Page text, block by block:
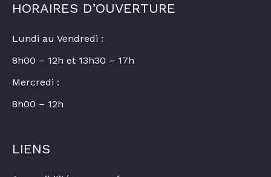
HORAIRES D’OUVERTURE
Lundi au Vendredi :
8h00 – 12h et 13h30 – 17h
Mercredi :
8h00 – 12h
LIENS